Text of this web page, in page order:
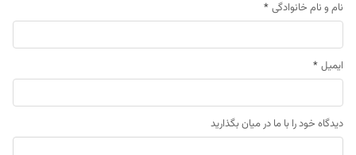
نام و نام خانوادگی *
ایمیل *
دیدگاه خود را با ما در میان بگذارید